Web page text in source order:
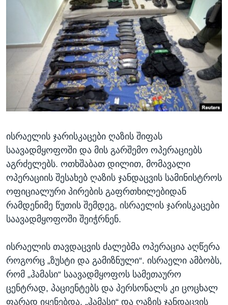
ᲡᲢᲣᲓᲘᲐ ᲕᲐᲨᲘᲜᲒᲢᲝᲜᲘ
ᲯᲐᲜᲛᲠᲗᲔᲚᲝᲑᲐ
ᲛᲔᲪᲜᲘᲔᲠᲔᲑᲐ
ᲘᲜᲢᲔᲠᲕᲘᲣ
ᲙᲣᲚᲢᲣᲠᲐ
ᲒᲐᲚᲘᲚᲔᲝ
Learning English
ᲗᲕᲐᲚᲘ ᲒᲕᲐᲓᲔᲕᲜᲔᲗ
ენები
ისრაელის ჯარისკაცები ღაზის შიფას
საავადმყოფოში და მის გარშემო ოპერაციებს
აგრძელებს. ოთხშაბათ დილით, მომავალი
ოპერაციის შესახებ ღაზის ჯანდაცვის სამინისტროს
ოფიციალური პირების გაფრთხილებიდან
რამდენიმე წუთის შემდეგ, ისრაელის ჯარისკაცები
საავადმყოფოში შეიჭრნენ.
ისრაელის თავდაცვის ძალებმა ოპერაცია აღწერა
როგორც „ზუსტი და გამიზნული“. ისრაელი ამბობს,
რომ „ჰამასი“ საავადმყოფოს სამეთაურო
ცენტრად, პაციენტებს და პერსონალს კი ცოცხალ
ფარად იყენებდა. „ჰამასი“ და ღაზის ჯანდაცვის